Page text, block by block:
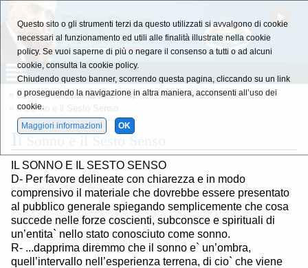
Estratti dalle Letture di E. Cayce »Meditazione & Mente
» Il Sonno e il Sesto Senso
Il Sonno e il Sesto Senso
IL SONNO E IL SESTO SENSO
D- Per favore delineate con chiarezza e in modo
comprensivo il materiale che dovrebbe essere presentato
al pubblico generale spiegando semplicemente che cosa
succede nelle forze coscienti, subconsce e spirituali di
un’entita` nello stato conosciuto come sonno.
R- ...dapprima diremmo che il sonno e` un’ombra,
quell’intervallo nell’esperienza terrena, di cio` che viene
Questo sito o gli strumenti terzi da questo utilizzati si avvalgono di cookie
necessari al funzionamento ed utili alle finalità illustrate nella cookie
policy. Se vuoi saperne di più o negare il consenso a tutti o ad alcuni
cookie, consulta la cookie policy.
Chiudendo questo banner, scorrendo questa pagina, cliccando su un link
o proseguendo la navigazione in altra maniera, acconsenti all’uso dei
cookie.
Maggiori informazioni
OK